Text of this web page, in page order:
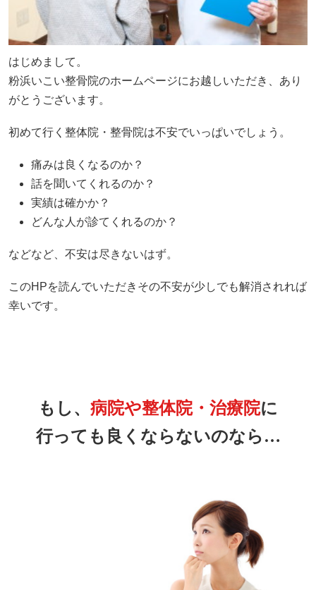
はじめまして。
粉浜いこい整骨院のホームページにお越しいただき、あり
がとうございます。
初めて行く整体院・整骨院は不安でいっぱいでしょう。
痛みは良くなるのか？
話を聞いてくれるのか？
実績は確かか？
どんな人が診てくれるのか？
などなど、不安は尽きないはず。
このHPを読んでいただきその不安が少しでも解消されれば
幸いです。
もし、 病院や整体院・治療院に
行っても良くならないのなら…